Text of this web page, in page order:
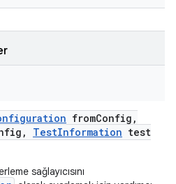
fromConfig ,
, TestInformation test
sağlayıcısını